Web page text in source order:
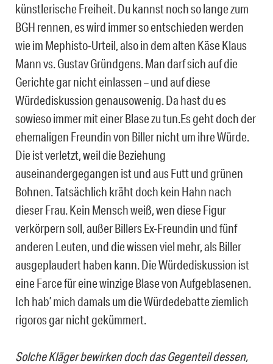
künstlerische Freiheit. Du kannst noch so lange zum
BGH rennen, es wird immer so entschieden werden
wie im Mephisto-Urteil, also in dem alten Käse Klaus
Mann vs. Gustav Gründgens. Man darf sich auf die
Gerichte gar nicht einlassen – und auf diese
Würdediskussion genausowenig. Da hast du es
sowieso immer mit einer Blase zu tun.Es geht doch der
ehemaligen Freundin von Biller nicht um ihre Würde.
Die ist verletzt, weil die Beziehung
auseinandergegangen ist und aus Futt und grünen
Bohnen. Tatsächlich kräht doch kein Hahn nach
dieser Frau. Kein Mensch weiß, wen diese Figur
verkörpern soll, außer Billers Ex-Freundin und fünf
anderen Leuten, und die wissen viel mehr, als Biller
ausgeplaudert haben kann. Die Würdediskussion ist
eine Farce für eine winzige Blase von Aufgeblasenen.
Ich hab’ mich damals um die Würdedebatte ziemlich
rigoros gar nicht gekümmert.
Solche Kläger bewirken doch das Gegenteil dessen,